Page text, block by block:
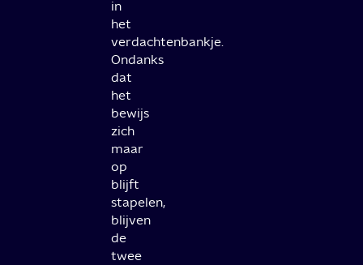
in
het
verdachtenbankje.
Ondanks
dat
het
bewijs
zich
maar
op
blijft
stapelen,
blijven
de
twee